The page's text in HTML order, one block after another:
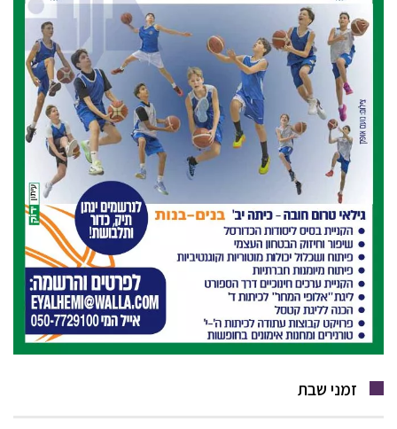
זמני שבת